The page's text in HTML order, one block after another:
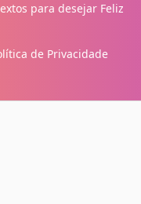
para desejar Feliz
de Privacidade